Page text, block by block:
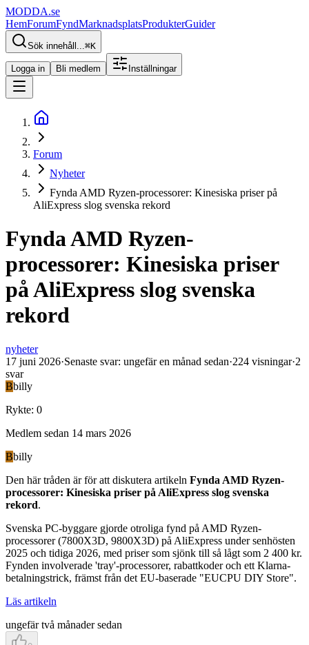
MODDA.se
HemForumFyndMarknadsplatsProdukterGuider
Sök innehåll...⌘K
Logga in Bli medlem Inställningar
Forum
Nyheter
Fynda AMD Ryzen-processorer: Kinesiska priser på
AliExpress slog svenska rekord
Fynda AMD Ryzen-
processorer: Kinesiska priser
på AliExpress slog svenska
rekord
nyheter
17 juni 2026·Senaste svar: ungefär en månad sedan·224 visningar·2
svar
Bbilly
Rykte: 0
Medlem sedan 14 mars 2026
Bbilly
Den här tråden är för att diskutera artikeln Fynda AMD Ryzen-
processorer: Kinesiska priser på AliExpress slog svenska
rekord.
Svenska PC-byggare gjorde otroliga fynd på AMD Ryzen-
processorer (7800X3D, 9800X3D) på AliExpress under senhösten
2025 och tidiga 2026, med priser som sjönk till så lågt som 2 400 kr.
Fynden involverade 'tray'-processorer, rabattkoder och ett Klarna-
betalningstrick, främst från det EU-baserade "EUCPU DIY Store".
Läs artikeln
ungefär två månader sedan